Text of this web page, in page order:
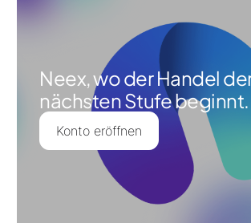
Neex, wo der Handel
nächsten Stufe beginnt.
Konto eröffnen